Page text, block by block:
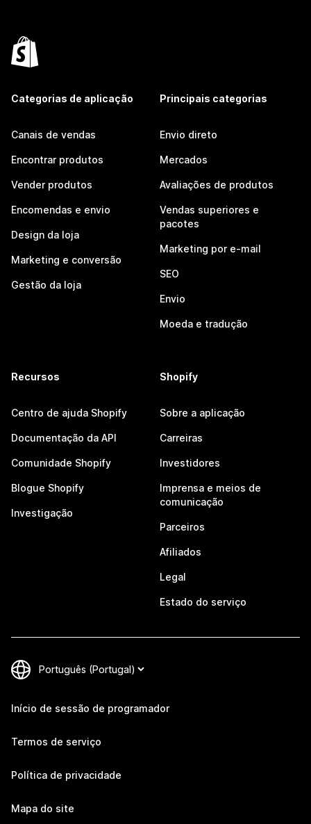
Categorias de aplicação
Canais de vendas
Encontrar produtos
Vender produtos
Encomendas e envio
Design da loja
Marketing e conversão
Gestão da loja
Principais categorias
Envio direto
Mercados
Avaliações de produtos
Vendas superiores e
pacotes
Marketing por e-mail
SEO
Envio
Moeda e tradução
Recursos
Centro de ajuda Shopify
Documentação da API
Comunidade Shopify
Blogue Shopify
Investigação
Shopify
Sobre a aplicação
Carreiras
Investidores
Imprensa e meios de
comunicação
Parceiros
Afiliados
Legal
Estado do serviço
Início de sessão de programador
Termos de serviço
Política de privacidade
Mapa do site